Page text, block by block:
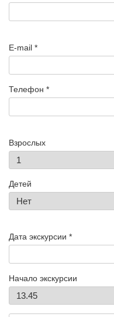
E-mail *
Телефон *
Взрослых
Детей
Дата экскурсии *
Начало экскурсии